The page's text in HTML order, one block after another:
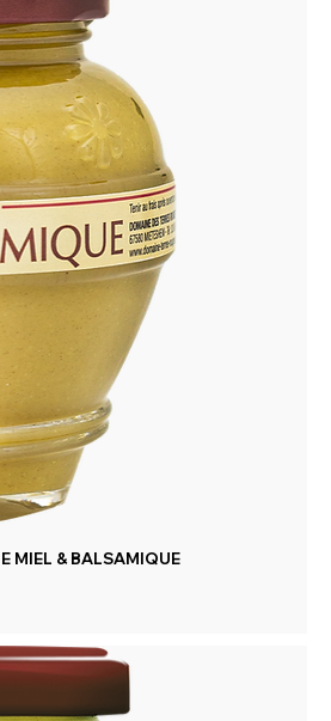
MIEL & BALSAMIQUE